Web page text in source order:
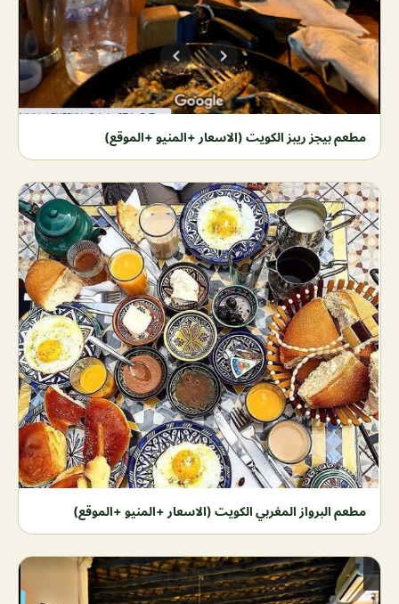
مطعم بيجز ريبز الكويت (الاسعار +المنيو +الموقع)
مطعم البرواز المغربي الكويت (الاسعار +المنيو +الموقع)